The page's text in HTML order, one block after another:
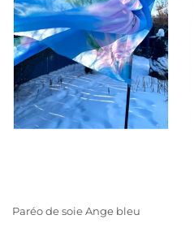
Paréo de soie Ange bleu